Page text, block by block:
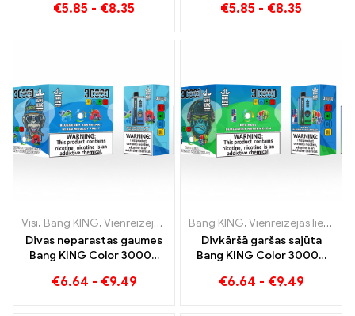
relaksējošu augļu
€5.85 - €8.35
cigaretes
€5.85 - €8.35
Visi, Bang KING,Vienreizējās lietošanas e-cigaretes Lietuva ,
Divas neparastas gaumes
Bang KING Color 30000
aveņu jauktais un pelējuma
€6.64 - €9.49
Bang KING,Vienreizējās lietošanas e-cigaretes
Divkāršā garšas sajūta
Bang KING Color 30000
Watermelon 30000 Piepūš
€6.64 - €9.49